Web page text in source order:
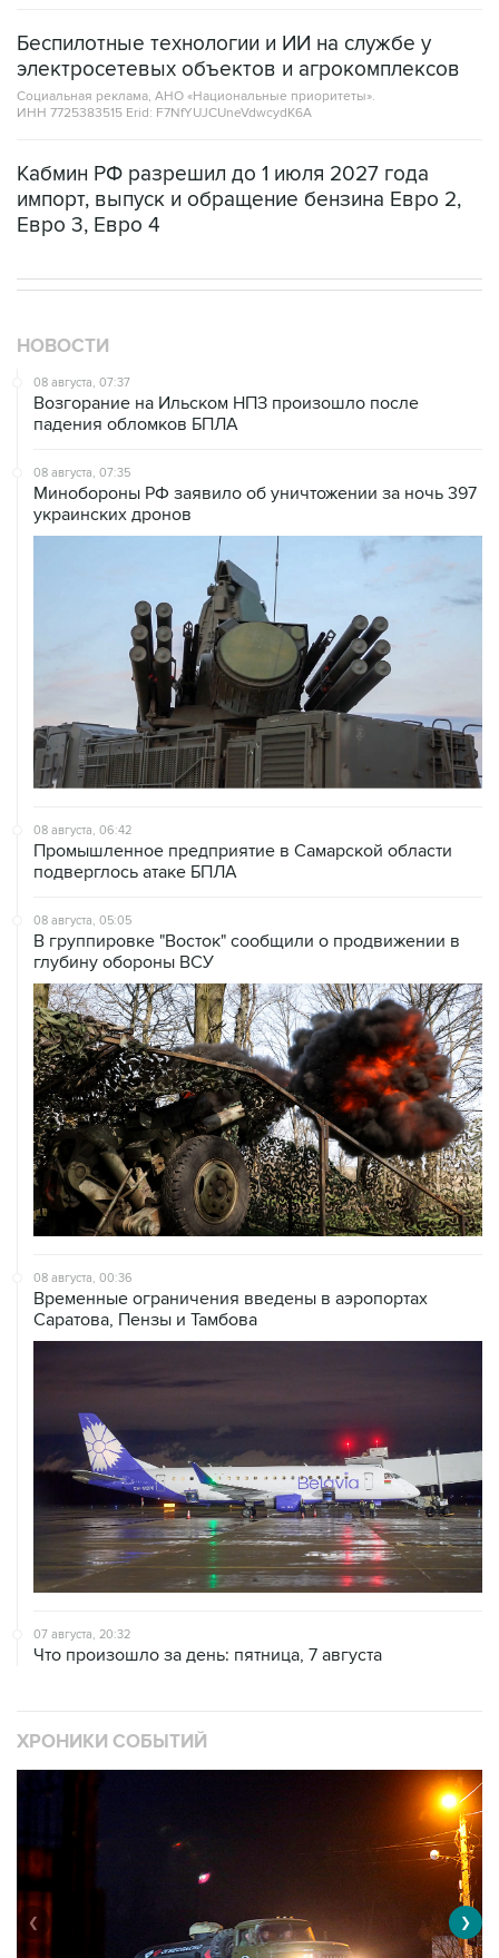
Беспилотные технологии и ИИ на службе у
электросетевых объектов и агрокомплексов
Социальная реклама, АНО «Национальные приоритеты».
ИНН 7725383515 Erid: F7NfYUJCUneVdwcydK6A
Кабмин РФ разрешил до 1 июля 2027 года
импорт, выпуск и обращение бензина Евро 2,
Евро 3, Евро 4
НОВОСТИ
08 августа, 07:37
Возгорание на Ильском НПЗ произошло после
падения обломков БПЛА
08 августа, 07:35
Минобороны РФ заявило об уничтожении за ночь 397
украинских дронов
08 августа, 06:42
Промышленное предприятие в Самарской области
подверглось атаке БПЛА
08 августа, 05:05
В группировке "Восток" сообщили о продвижении в
глубину обороны ВСУ
08 августа, 00:36
Временные ограничения введены в аэропортах
Саратова, Пензы и Тамбова
07 августа, 20:32
Что произошло за день: пятница, 7 августа
ХРОНИКИ СОБЫТИЙ
❮ ❯